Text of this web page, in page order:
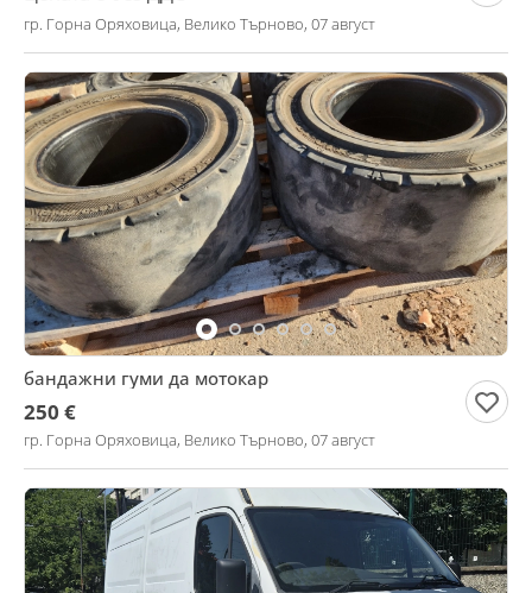
гр. Горна Оряховица, Велико Търново, 07 август
бандажни гуми да мотокар
250 €
гр. Горна Оряховица, Велико Търново, 07 август